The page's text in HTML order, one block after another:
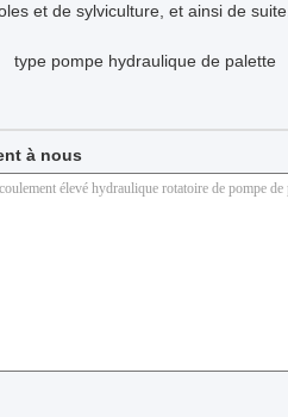
et de sylviculture, et ainsi de suite.
type pompe hydraulique de palette
à nous